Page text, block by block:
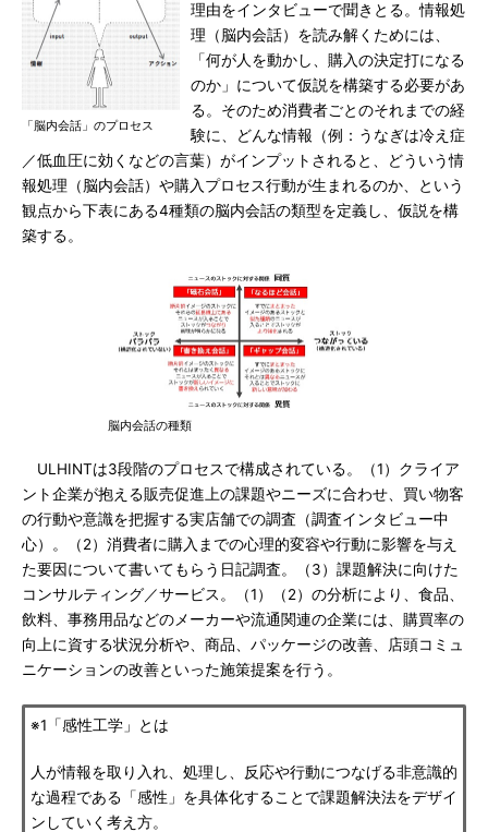
「脳内会話」のプロセス
理由をインタビューで聞きとる。情報処
理（脳内会話）を読み解くためには、
「何が人を動かし、購入の決定打になる
のか」について仮説を構築する必要があ
る。そのため消費者ごとのそれまでの経
験に、どんな情報（例：うなぎは冷え症
／低血圧に効くなどの言葉）がインプットされると、どういう情
報処理（脳内会話）や購入プロセス行動が生まれるのか、という
観点から下表にある4種類の脳内会話の類型を定義し、仮説を構
築する。
脳内会話の種類
ULHINTは3段階のプロセスで構成されている。（1）クライア
ント企業が抱える販売促進上の課題やニーズに合わせ、買い物客
の行動や意識を把握する実店舗での調査（調査インタビュー中
心）。（2）消費者に購入までの心理的変容や行動に影響を与え
た要因について書いてもらう日記調査。（3）課題解決に向けた
コンサルティング／サービス。（1）（2）の分析により、食品、
飲料、事務用品などのメーカーや流通関連の企業には、購買率の
向上に資する状況分析や、商品、パッケージの改善、店頭コミュ
ニケーションの改善といった施策提案を行う。
※1「感性工学」とは
人が情報を取り入れ、処理し、反応や行動につなげる非意識的
な過程である「感性」を具体化することで課題解決法をデザイ
ンしていく考え方。